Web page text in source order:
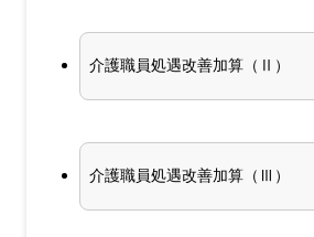
介護職員処遇改善加算（Ⅱ）
介護職員処遇改善加算（Ⅲ）